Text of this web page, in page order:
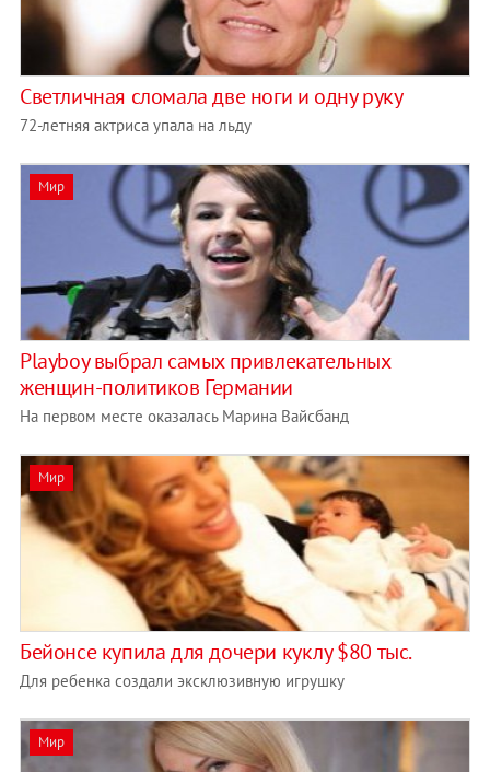
Светличная сломала две ноги и одну руку
72-летняя актриса упала на льду
Мир
Playboy выбрал самых привлекательных
женщин-политиков Германии
На первом месте оказалась Марина Вайсбанд
Мир
Бейонсе купила для дочери куклу $80 тыс.
Для ребенка создали эксклюзивную игрушку
Мир